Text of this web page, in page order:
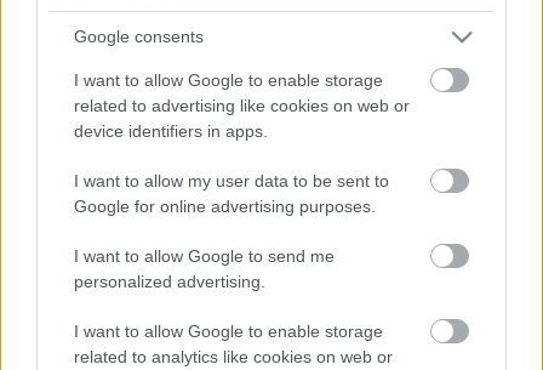
Google consents
I want to allow Google to enable storage
related to advertising like cookies on web or
device identifiers in apps.
I want to allow my user data to be sent to
Google for online advertising purposes.
I want to allow Google to send me
personalized advertising.
I want to allow Google to enable storage
related to analytics like cookies on web or
Konzolelőzetes: FABULA NOVIS
CRYSTALLIS FINAL FANTASY XIII
•2008. március 10.
A Square-Enix fúziója óta csak úgy záporozik ránk a
jóság a japán játékfejlesztők Ghidorah-jától*, a
leginkább várakozások övezte címek azonban a
Fabula Novis Crystallis Final Fantasy XIII projekt
részét képezik. Egészen pontosan három játékról van
szó (Final Fantasy…